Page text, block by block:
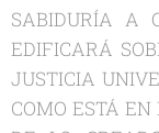
SABIDURÍA A
EDIFICARÁ
JUSTICIA
COMO ESTÁ